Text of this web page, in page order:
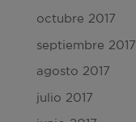
octubre 2017
septiembre 2017
agosto 2017
julio 2017